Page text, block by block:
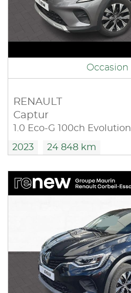
Occasion
RENAULT
Captur
1.0 Eco-G 100ch Evolution
2023 24 848 km